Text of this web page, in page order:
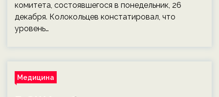
комитета, состоявшегося в понедельник, 26
декабря. Колокольцев констатировал, что
уровень…
Медицина